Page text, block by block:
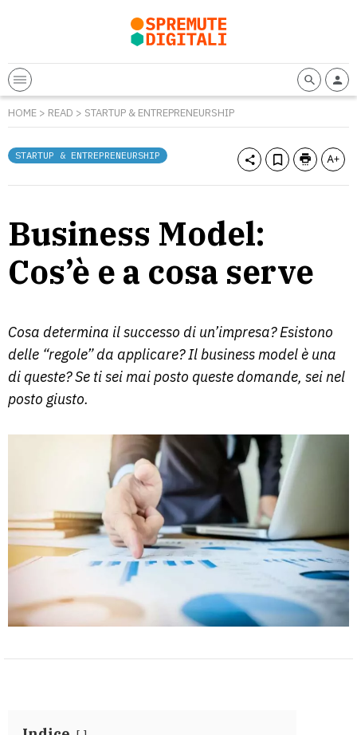
HOME > READ > STARTUP & ENTREPRENEURSHIP
STARTUP & ENTREPRENEURSHIP
Business Model:
Cos’è e a cosa serve
Cosa determina il successo di un’impresa? Esistono
delle “regole” da applicare? Il business model è una
di queste? Se ti sei mai posto queste domande, sei nel
posto giusto.